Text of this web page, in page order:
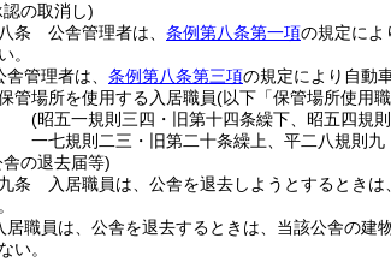
の取消し)
条
公舎管理者は、 条例第八条第一項の規定によ
。
舎管理者は、 条例第八条第三項の規定により自動
管場所を使用する入居職員(以下「保管場所使用
(昭五一規則三四・旧第十四条繰下、昭五四規
一七規則二三・旧第二十条繰上、平二八規則九
の退去届等)
条
入居職員は、公舎を退去しようとするとき
居職員は、公舎を退去するときは、当該公舎の
い。